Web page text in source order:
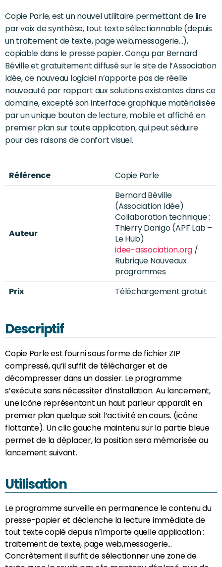
Copie Parle, est un nouvel utilitaire permettant de lire
par voix de synthèse, tout texte sélectionnable (depuis
un traitement de texte, page web,messagerie…),
copiable dans le presse papier. Conçu par Bernard
Béville et gratuitement diffusé sur le site de l’Association
Idée, ce nouveau logiciel n’apporte pas de réelle
nouveauté par rapport aux solutions existantes dans ce
domaine, excepté son interface graphique matérialisée
par un unique bouton de lecture, mobile et affiché en
premier plan sur toute application, qui peut séduire
pour des raisons de confort visuel.
Référence Copie Parle
Auteur
Bernard Béville
(Association Idée)
Collaboration technique :
Thierry Danigo (APF Lab –
Le Hub)
idee-association.org /
Rubrique Nouveaux
programmes
Prix
Téléchargement gratuit
Descriptif
Copie Parle est fourni sous forme de fichier ZIP
compressé, qu’il suffit de télécharger et de
décompresser dans un dossier. Le programme
s’exécute sans nécessiter d’installation. Au lancement,
une icône représentant un haut parleur apparaît en
premier plan quelque soit l’activité en cours. (icône
flottante). Un clic gauche maintenu sur la partie bleue
permet de la déplacer, la position sera mémorisée au
lancement suivant.
Utilisation
Le programme surveille en permanence le contenu du
presse-papier et déclenche la lecture immédiate de
tout texte copié depuis n’importe quelle application :
traitement de texte, page web,messagerie…
Concrètement il suffit de sélectionner une zone de